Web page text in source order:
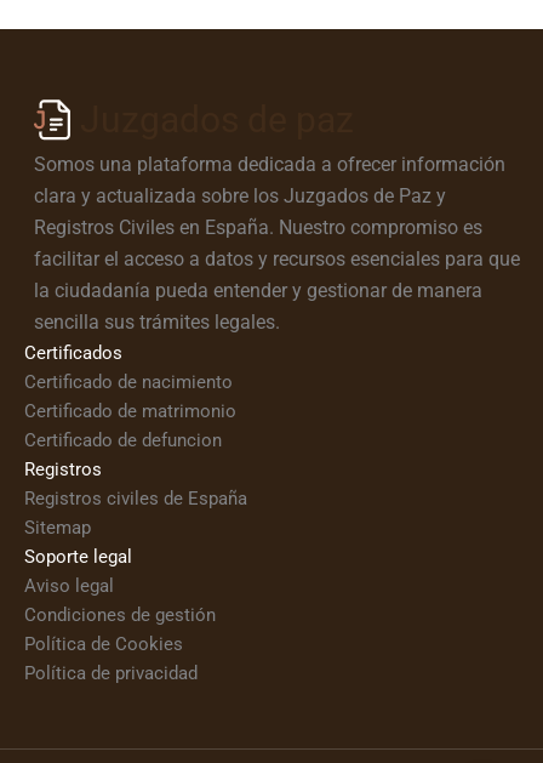
Somos una plataforma dedicada a ofrecer información
clara y actualizada sobre los Juzgados de Paz y
Registros Civiles en España. Nuestro compromiso es
facilitar el acceso a datos y recursos esenciales para que
la ciudadanía pueda entender y gestionar de manera
sencilla sus trámites legales.
Certificados
Certificado de nacimiento
Certificado de matrimonio
Certificado de defuncion
Registros
Registros civiles de España
Sitemap
Soporte legal
Aviso legal
Condiciones de gestión
Política de Cookies
Política de privacidad